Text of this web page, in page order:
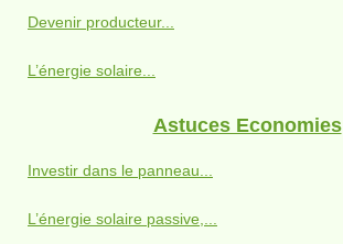
Devenir producteur...
L’énergie solaire...
Astuces Economies
Investir dans le panneau...
L’énergie solaire passive,...